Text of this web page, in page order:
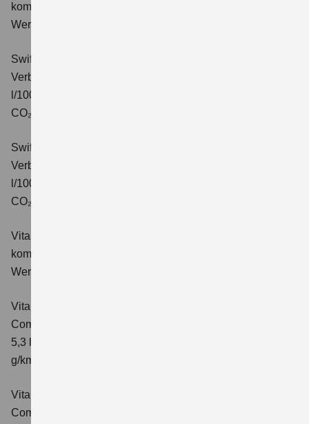
kombinierter Energieverbrauch 4,4 l/100km; kombinierter
Wert der CO₂-Emission: 99 g/km; CO₂-Klasse: C.
Swift 1.2 DUALJET HYBRID CVT Comfort+
Verbrauchswerte: kombinierter Energieverbrauch 4,7
l/100km; kombinierter Wert der CO₂-Emission: 106 g/km;
CO₂-Klasse: C.
Swift 1.2 DUALJET HYBRID ALLGRIP Comfort+
Verbrauchswerte: kombinierter Energieverbrauch 4,9
l/100km; kombinierter Wert der CO₂-Emission: 110 g/km;
CO₂-Klasse: C.
Vitara 1.4 BOOSTERJET HYBRID Club
kombinierter Energieverbrauch 5,3 l/100km; kombinierter
Wert der CO₂-Emission: 119 g/km; CO₂-Klasse: D
Vitara 1.4 BOOSTERJET HYBRID
Comfort
5,3 l/100km; kombinierter Wert der CO₂-Emission: 119
g/km; CO₂-Klasse: D
Vitara 1.4 BOOSTERJET HYBRID AT
Comfort